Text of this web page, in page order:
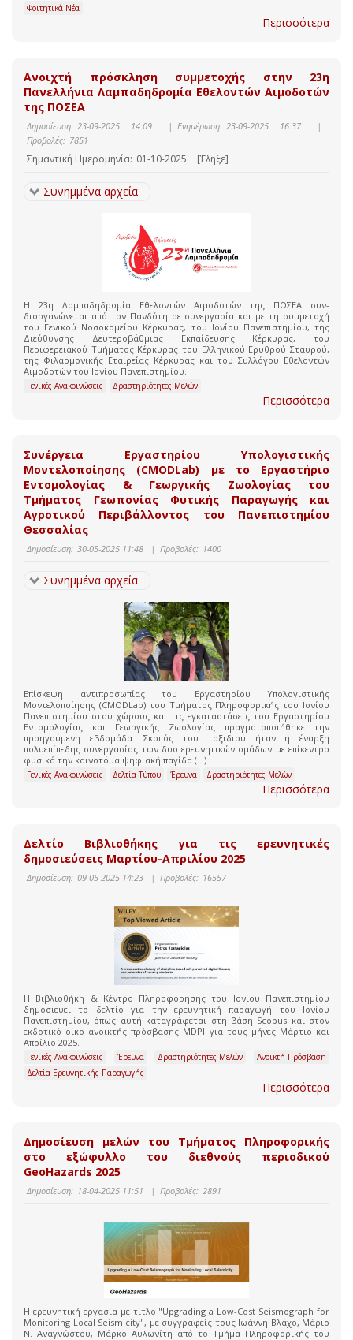
Φοιτητικά Νέα
Περισσότερα
Ανοιχτή πρόσκληση συμμετοχής στην 23η
Πανελλήνια Λαμπαδηδρομία Εθελοντών Αιμοδοτών
της ΠΟΣΕΑ
Δημοσίευση: 23-09-2025 14:09 | Ενημέρωση: 23-09-2025 16:37
|
Προβολές: 7851
Σημαντική Ημερομηνία: 01-10-2025 [Έληξε]
Συνημμένα αρχεία
Η 23η Λαμπαδηδρομία Εθελοντών Αιμοδοτών της ΠΟΣΕΑ συν-
διοργανώνεται από τον Πανδότη σε συνεργασία και με τη συμμετοχή
του Γενικού Νοσοκομείου Κέρκυρας, του Ιονίου Πανεπιστημίου, της
Διεύθυνσης Δευτεροβάθμιας Εκπαίδευσης Κέρκυρας, του
Περιφερειακού Τμήματος Κέρκυρας του Ελληνικού Ερυθρού Σταυρού,
της Φιλαρμονικής Εταιρείας Κέρκυρας και του Συλλόγου Εθελοντών
Αιμοδοτών του Ιονίου Πανεπιστημίου.
Γενικές Ανακοινώσεις Δραστηριότητες Μελών
Περισσότερα
Συνέργεια Εργαστηρίου Υπολογιστικής
Μοντελοποίησης (CMODLab) με το Εργαστήριο
Εντομολογίας & Γεωργικής Ζωολογίας του
Τμήματος Γεωπονίας Φυτικής Παραγωγής και
Αγροτικού Περιβάλλοντος του Πανεπιστημίου
Θεσσαλίας
Δημοσίευση: 30-05-2025 11:48 | Προβολές: 1400
Συνημμένα αρχεία
Επίσκεψη αντιπροσωπίας του Εργαστηρίου Υπολογιστικής
Μοντελοποίησης (CMODLab) του Τμήματος Πληροφορικής του Ιονίου
Πανεπιστημίου στου χώρους και τις εγκαταστάσεις του Εργαστηρίου
Εντομολογίας και Γεωργικής Ζωολογίας πραγματοποιήθηκε την
προηγούμενη εβδομάδα. Σκοπός του ταξιδιού ήταν η έναρξη
πολυεπίπεδης συνεργασίας των δυο ερευνητικών ομάδων με επίκεντρο
φυσικά την καινοτόμα ψηφιακή παγίδα (...)
Γενικές Ανακοινώσεις Δελτία Τύπου Έρευνα Δραστηριότητες Μελών
Περισσότερα
Δελτίο Βιβλιοθήκης για τις ερευνητικές
δημοσιεύσεις Μαρτίου-Απριλίου 2025
Δημοσίευση: 09-05-2025 14:23 | Προβολές: 16557
Η Βιβλιοθήκη & Κέντρο Πληροφόρησης του Ιονίου Πανεπιστημίου
δημοσιεύει το δελτίο για την ερευνητική παραγωγή του Ιονίου
Πανεπιστημίου, όπως αυτή καταγράφεται στη βάση Scopus και στον
εκδοτικό οίκο ανοικτής πρόσβασης MDPI για τους μήνες Μάρτιο και
Απρίλιο 2025.
Γενικές Ανακοινώσεις Έρευνα Δραστηριότητες Μελών
Ανοικτή Πρόσβαση
Δελτία Ερευνητικής Παραγωγής
Περισσότερα
Δημοσίευση μελών του Τμήματος Πληροφορικής
στο εξώφυλλο του διεθνούς περιοδικού
GeoHazards 2025
Δημοσίευση: 18-04-2025 11:51 | Προβολές: 2891
Η ερευνητική εργασία με τίτλο "Upgrading a Low-Cost Seismograph for
Monitoring Local Seismicity", με συγγραφείς τους Ιωάννη Βλάχο, Μάριο
Ν. Αναγνώστου, Μάρκο Αυλωνίτη από το Τμήμα Πληροφορικής του